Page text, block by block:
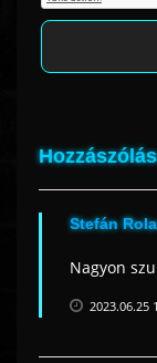
Stefán
Nagyon
2023.06.25